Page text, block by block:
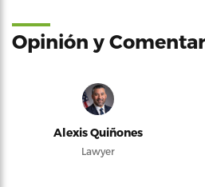
Opinión y
Alexis Quiñones
Lawyer